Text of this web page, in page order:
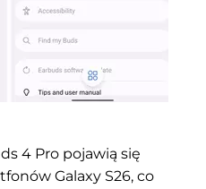
4 Pro pojawią się
Galaxy S26, co